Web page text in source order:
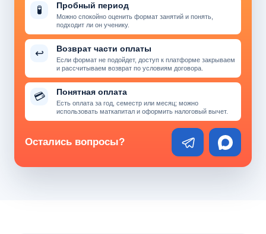
🧪 Пробный период
Можно спокойно оценить формат занятий и понять,
подходит ли он ученику.
↩ Возврат части оплаты
Если формат не подойдет, доступ к платформе закрываем
и рассчитываем возврат по условиям договора.
💳 Понятная оплата
Есть оплата за год, семестр или месяц; можно
использовать маткапитал и оформить налоговый вычет.
Остались вопросы?